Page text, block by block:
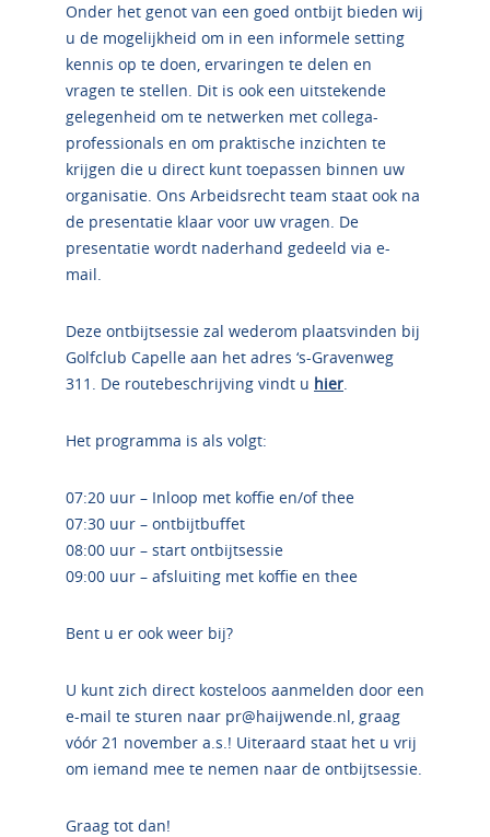
Onder het genot van een goed ontbijt bieden wij
u de mogelijkheid om in een informele setting
kennis op te doen, ervaringen te delen en
vragen te stellen. Dit is ook een uitstekende
gelegenheid om te netwerken met collega-
professionals en om praktische inzichten te
krijgen die u direct kunt toepassen binnen uw
organisatie. Ons Arbeidsrecht team staat ook na
de presentatie klaar voor uw vragen. De
presentatie wordt naderhand gedeeld via e-
mail.
Deze ontbijtsessie zal wederom plaatsvinden bij
Golfclub Capelle aan het adres ‘s-Gravenweg
311. De routebeschrijving vindt u hier.
Het programma is als volgt:
07:20 uur – Inloop met koffie en/of thee
07:30 uur – ontbijtbuffet
08:00 uur – start ontbijtsessie
09:00 uur – afsluiting met koffie en thee
Bent u er ook weer bij?
U kunt zich direct kosteloos aanmelden door een
e-mail te sturen naar pr@haijwende.nl, graag
vóór 21 november a.s.! Uiteraard staat het u vrij
om iemand mee te nemen naar de ontbijtsessie.
Graag tot dan!